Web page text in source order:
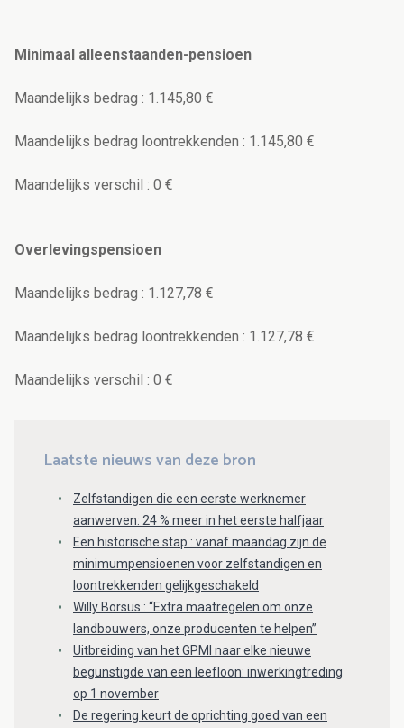
Minimaal alleenstaanden-pensioen
Maandelijks bedrag : 1.145,80 €
Maandelijks bedrag loontrekkenden : 1.145,80 €
Maandelijks verschil : 0 €
Overlevingspensioen
Maandelijks bedrag : 1.127,78 €
Maandelijks bedrag loontrekkenden : 1.127,78 €
Maandelijks verschil : 0 €
Laatste nieuws van deze bron
Zelfstandigen die een eerste werknemer
aanwerven: 24 % meer in het eerste halfjaar
Een historische stap : vanaf maandag zijn de
minimumpensioenen voor zelfstandigen en
loontrekkenden gelijkgeschakeld
Willy Borsus : “Extra maatregelen om onze
landbouwers, onze producenten te helpen”
Uitbreiding van het GPMI naar elke nieuwe
begunstigde van een leefloon: inwerkingtreding
op 1 november
De regering keurt de oprichting goed van een